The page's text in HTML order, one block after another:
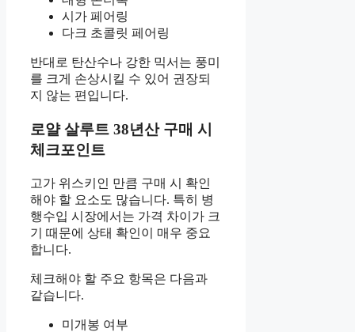
시가 페어링
다크 초콜릿 페어링
반대로 탄산수나 강한 믹서는 풍미
를 크게 손상시킬 수 있어 권장되
지 않는 편입니다.
로얄 살루트 38년산 구매 시
체크포인트
고가 위스키인 만큼 구매 시 확인
해야 할 요소도 많습니다. 특히 병
행수입 시장에서는 가격 차이가 크
기 때문에 상태 확인이 매우 중요
합니다.
체크해야 할 주요 항목은 다음과
같습니다.
미개봉 여부